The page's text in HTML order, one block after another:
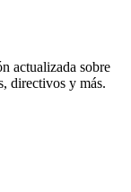
actualizada sobre
directivos y más.